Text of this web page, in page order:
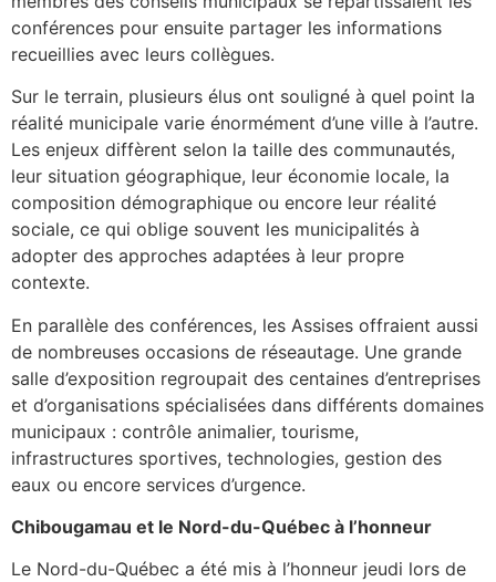
conférences pour ensuite partager les informations
recueillies avec leurs collègues.
Sur le terrain, plusieurs élus ont souligné à quel point la
réalité municipale varie énormément d’une ville à l’autre.
Les enjeux diffèrent selon la taille des communautés,
leur situation géographique, leur économie locale, la
composition démographique ou encore leur réalité
sociale, ce qui oblige souvent les municipalités à
adopter des approches adaptées à leur propre
contexte.
En parallèle des conférences, les Assises offraient aussi
de nombreuses occasions de réseautage. Une grande
salle d’exposition regroupait des centaines d’entreprises
et d’organisations spécialisées dans différents domaines
municipaux : contrôle animalier, tourisme,
infrastructures sportives, technologies, gestion des
eaux ou encore services d’urgence.
Chibougamau et le Nord-du-Québec à l’honneur
Le Nord-du-Québec a été mis à l’honneur jeudi lors de